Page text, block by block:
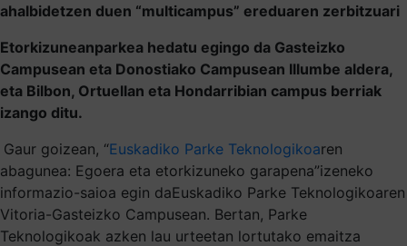
ahalbidetzen duen “multicampus” ereduaren zerbitzuari
Etorkizuneanparkea hedatu egingo da Gasteizko
Campusean eta Donostiako Campusean Illumbe aldera,
eta Bilbon, Ortuellan eta Hondarribian campus berriak
izango ditu.
Gaur goizean, “Euskadiko Parke Teknologikoaren
abagunea: Egoera eta etorkizuneko garapena”izeneko
informazio-saioa egin daEuskadiko Parke Teknologikoaren
Vitoria-Gasteizko Campusean. Bertan, Parke
Teknologikoak azken lau urteetan lortutako emaitza